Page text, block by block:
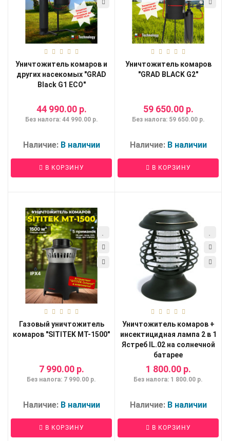
Уничтожитель комаров и
других насекомых "GRAD
Black G1 ECO"
44 990.00 р.
Без налога: 44 990.00 р.
Наличие: В наличии
В КОРЗИНУ
Уничтожитель комаров
"GRAD BLACK G2"
59 650.00 р.
Без налога: 59 650.00 р.
Наличие: В наличии
В КОРЗИНУ
Газовый уничтожитель
комаров "SITITEK MT-1500"
7 990.00 р.
Без налога: 7 990.00 р.
Наличие: В наличии
В КОРЗИНУ
Уничтожитель комаров +
инсектицидная лампа 2 в 1
Ястреб IL.02 на солнечной
батарее
1 800.00 р.
Без налога: 1 800.00 р.
Наличие: В наличии
В КОРЗИНУ